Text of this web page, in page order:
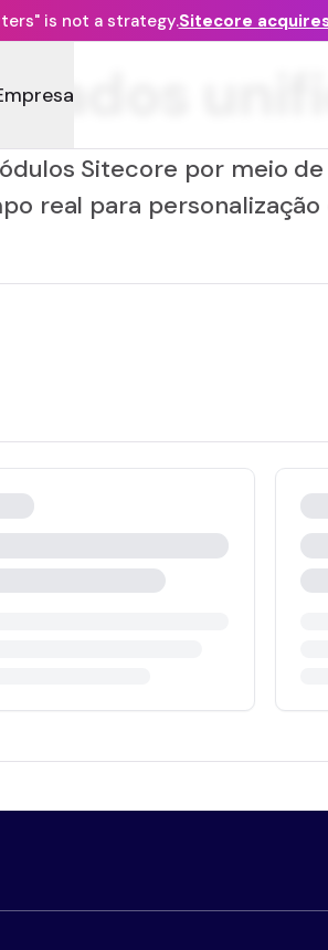
is not a strategy.Sitecore
dados
Sitecore por meio
real para personalização